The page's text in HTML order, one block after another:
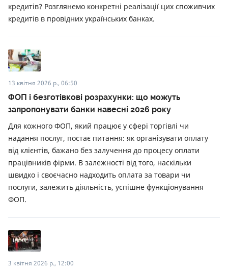
кредитів? Розглянемо конкретні реалізації цих споживчих
кредитів в провідних українських банках.
13 квітня 2026 р., 06:50
ФОП і безготівкові розрахунки: що можуть
запропонувати банки навесні 2026 року
Для кожного ФОП, який працює у сфері торгівлі чи
надання послуг, постає питання: як організувати оплату
від клієнтів, бажано без залучення до процесу оплати
працівників фірми. В залежності від того, наскільки
швидко і своєчасно надходить оплата за товари чи
послуги, залежить діяльність, успішне функціонування
ФОП.
3 квітня 2026 р., 12:00